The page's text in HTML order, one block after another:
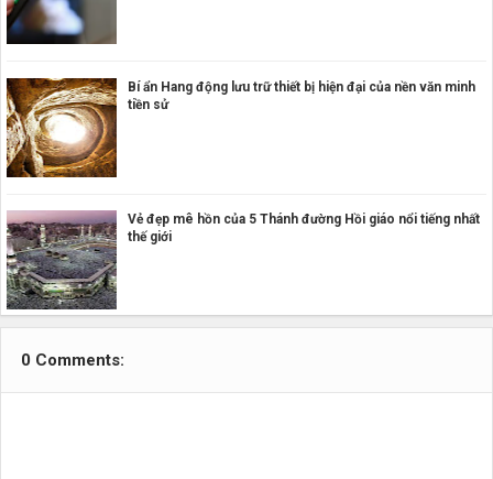
Bí ẩn Hang động lưu trữ thiết bị hiện đại của nền văn minh
tiền sử
Vẻ đẹp mê hồn của 5 Thánh đường Hồi giáo nổi tiếng nhất
thế giới
0 Comments: